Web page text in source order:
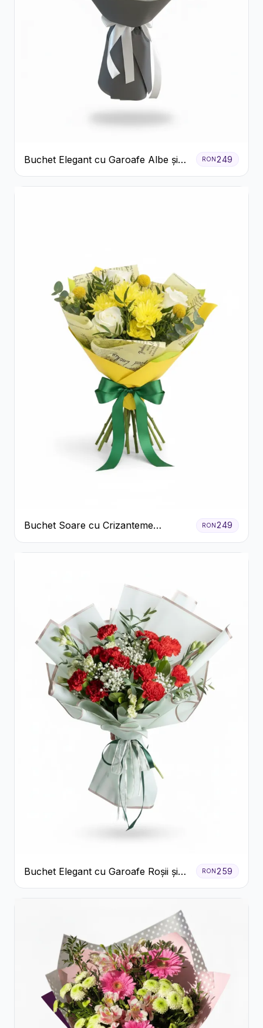
Buchet Elegant cu Garoafe Albe și
Eucalipt
RON 249
Buchet Soare cu Crizanteme
Galbene și Trandafiri Albi
RON249
Buchet Elegant cu Garoafe Roșii și
Floarea Miresei
RON 259